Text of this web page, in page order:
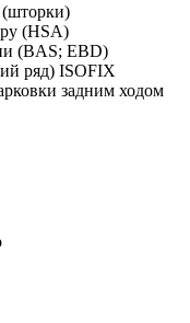
(HSA)
(BAS; EBD)
ряд) ISOFIX
задним ходом